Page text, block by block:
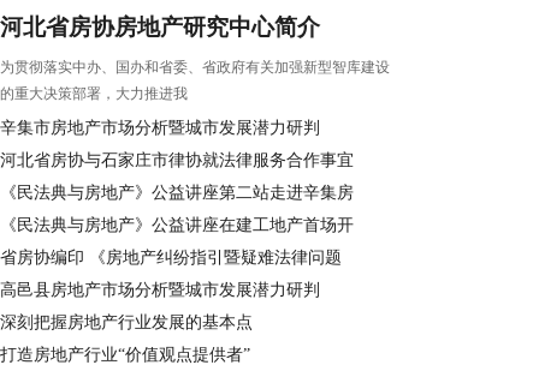
河北省房协房地产研究中心简介
为贯彻落实中办、国办和省委、省政府有关加强新型智库建设
的重大决策部署，大力推进我
辛集市房地产市场分析暨城市发展潜力研判
河北省房协与石家庄市律协就法律服务合作事宜
《民法典与房地产》公益讲座第二站走进辛集房
《民法典与房地产》公益讲座在建工地产首场开
省房协编印 《房地产纠纷指引暨疑难法律问题
高邑县房地产市场分析暨城市发展潜力研判
深刻把握房地产行业发展的基本点
打造房地产行业“价值观点提供者”